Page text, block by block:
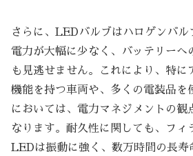
さらに、LEDバルブはハロゲンバル
電力が大幅に少なく、バッテリーへ
も見逃せません。これにより、特に
機能を持つ車両や、多くの電装品を
においては、電力マネジメントの観
なります。耐久性に関しても、フィ
LEDは振動に強く、数万時間の長寿